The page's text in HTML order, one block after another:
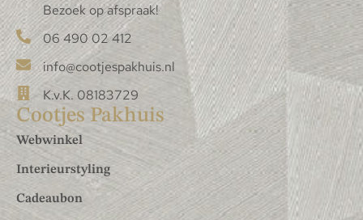
Bezoek op afspraak!
06 490 02 412
info@cootjespakhuis.nl
K.v.K. 08183729
Cootjes Pakhuis
Webwinkel
Interieurstyling
Cadeaubon